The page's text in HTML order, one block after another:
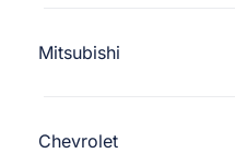
Mitsubishi
Chevrolet